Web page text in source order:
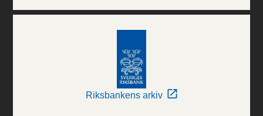
Riksbankens arkiv